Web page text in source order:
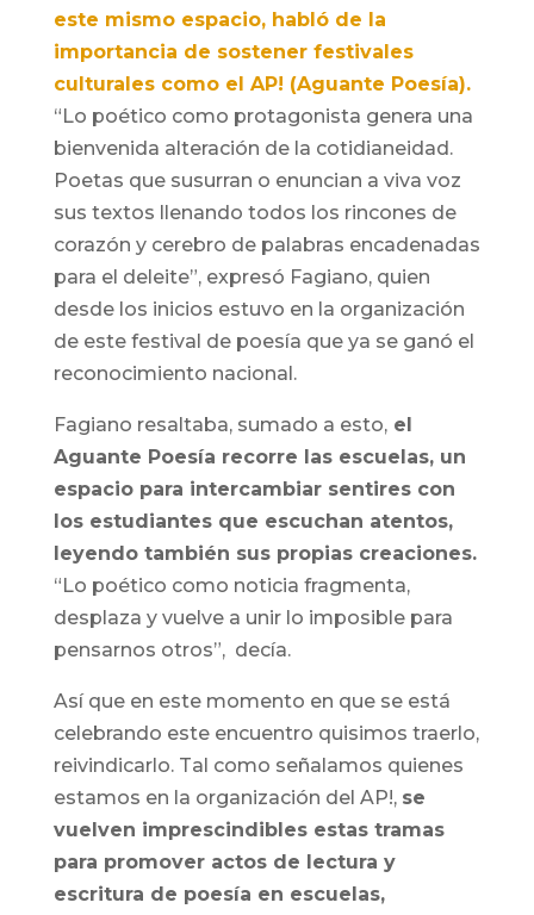
este mismo espacio, habló de la
importancia de sostener festivales
culturales como el AP! (Aguante Poesía).
“Lo poético como protagonista genera una
bienvenida alteración de la cotidianeidad.
Poetas que susurran o enuncian a viva voz
sus textos llenando todos los rincones de
corazón y cerebro de palabras encadenadas
para el deleite”, expresó Fagiano, quien
desde los inicios estuvo en la organización
de este festival de poesía que ya se ganó el
reconocimiento nacional.
Fagiano resaltaba, sumado a esto,el
Aguante Poesía recorre las escuelas, un
espacio para intercambiar sentires con
los estudiantes que escuchan atentos,
leyendo también sus propias creaciones.
“Lo poético como noticia fragmenta,
desplaza y vuelve a unir lo imposible para
pensarnos otros”, decía.
Así que en este momento en que se está
celebrando este encuentro quisimos traerlo,
reivindicarlo. Tal como señalamos quienes
estamos en la organización del AP!, se
vuelven imprescindibles estas tramas
para promover actos de lectura y
escritura de poesía en escuelas,